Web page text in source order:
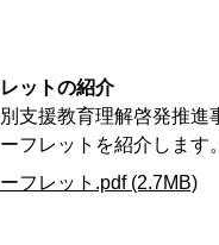
ットの紹介
支援教育理解啓発推
フレットを紹介します。
フレット.pdf (2.7MB)